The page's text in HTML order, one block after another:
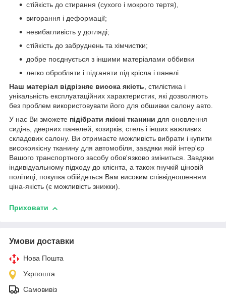
стійкість до стирання (сухого і мокрого тертя),
вигорання і деформації;
невибагливість у догляді;
стійкість до забруднень та хімчистки;
добре поєднується з іншими матеріалами оббивки
легко обробляти і підганяти під крісла і панелі.
Наш матеріал відрізняє висока якість, стилістика і
унікальність експлуатаційних характеристик, які дозволяють
без проблем використовувати його для обшивки салону авто.
У нас Ви зможете підібрати якісні тканини для оновлення
сидінь, дверних панелей, козирків, стель і інших важливих
складових салону. Ви отримаєте можливість вибрати і купити
високоякісну тканину для автомобіля, завдяки якій інтер'єр
Вашого транспортного засобу обов'язково зміниться. Завдяки
індивідуальному підходу до клієнта, а також гнучкій ціновій
політиці, покупка обійдеться Вам високим співвідношенням
ціна-якість (є можливість знижки).
Приховати
Умови доставки
Нова Пошта
Укрпошта
Самовивіз